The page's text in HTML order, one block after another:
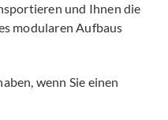
und Ihnen die
modularen Aufbaus
wenn Sie einen